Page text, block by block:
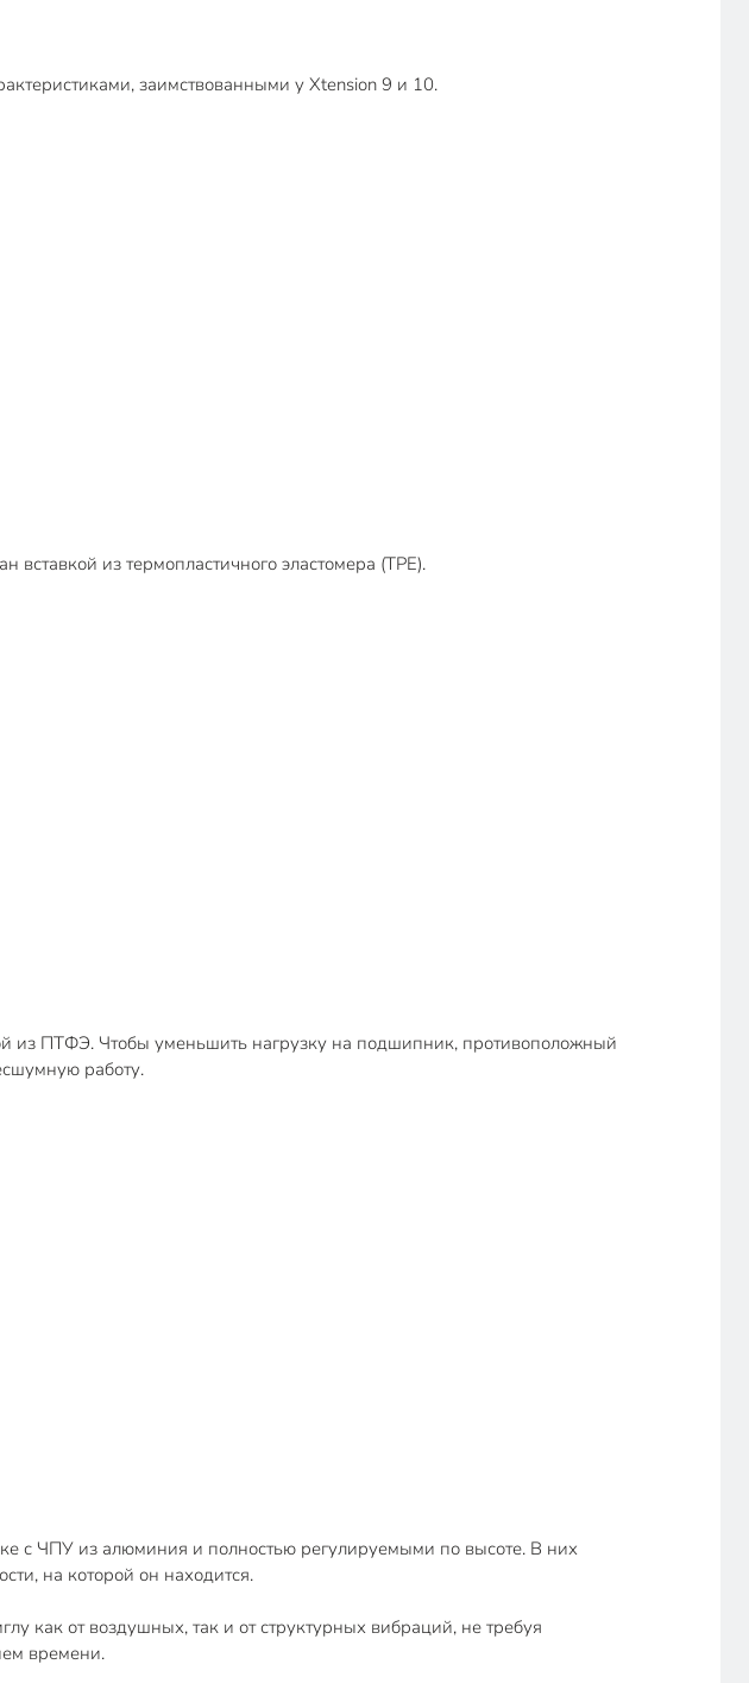
заимствованными у Xtension 9 и 10.
из термопластичного эластомера (TPE).
ПТФЭ. Чтобы уменьшить нагрузку на подшипник, противоположный
работу.
с ЧПУ из алюминия и полностью регулируемыми по высоте. В них
на которой он находится.
как от воздушных, так и от структурных вибраций, не требуя
времени.